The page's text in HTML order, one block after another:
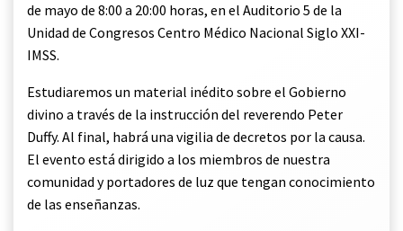
de mayo de 8:00 a 20:00 horas, en el Auditorio 5 de la
Unidad de Congresos Centro Médico Nacional Siglo XXI-
IMSS.
Estudiaremos un material inédito sobre el Gobierno
divino a través de la instrucción del reverendo Peter
Duffy. Al final, habrá una vigilia de decretos por la causa.
El evento está dirigido a los miembros de nuestra
comunidad y portadores de luz que tengan conocimiento
de las enseñanzas.